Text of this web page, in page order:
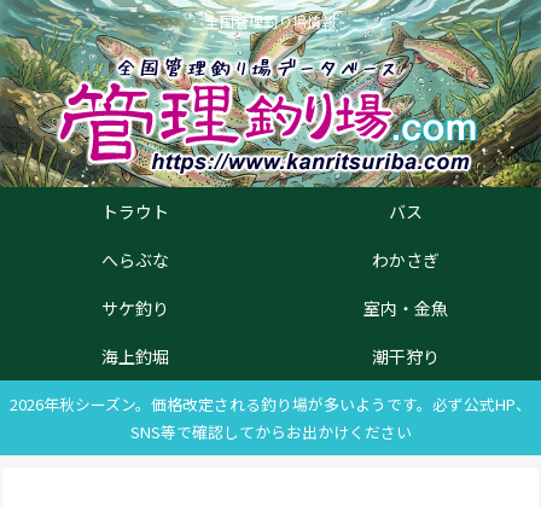
全国管理釣り場情報
トラウト
バス
へらぶな
わかさぎ
サケ釣り
室内・金魚
海上釣堀
潮干狩り
2026年秋シーズン。価格改定される釣り場が多いようです。必ず公式HP、
SNS等で確認してからお出かけください